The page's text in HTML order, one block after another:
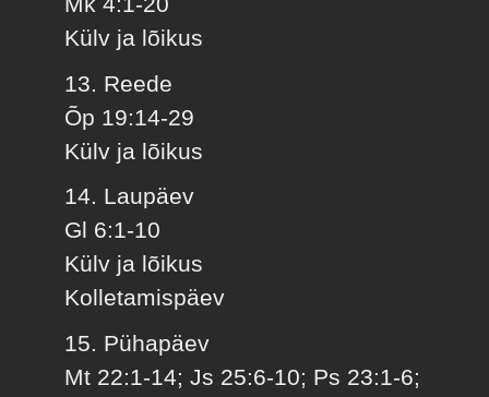
Külv ja lõikus
13. Reede
Õp 19:14-29
Külv ja lõikus
14. Laupäev
Gl 6:1-10
Külv ja lõikus
Kolletamispäev
15. Pühapäev
Mt 22:1-14; Js 25:6-10; Ps 23:1-6;